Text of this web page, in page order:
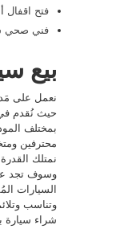
فتح اقفال
فني صحي
بيع
حيث نُقدم
بمختلف
محترفين
نمتلك
وسوف تجد
السيارات
وتناسب
شراء سيارة